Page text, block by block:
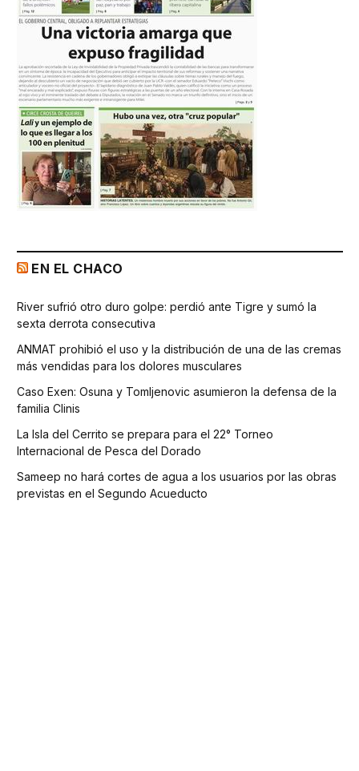
EN EL CHACO
River sufrió otro duro golpe: perdió ante Tigre y sumó la
sexta derrota consecutiva
ANMAT prohibió el uso y la distribución de una de las cremas
más vendidas para los dolores musculares
Caso Exen: Osuna y Tomljenovic asumieron la defensa de la
familia Clinis
La Isla del Cerrito se prepara para el 22° Torneo
Internacional de Pesca del Dorado
Sameep no hará cortes de agua a los usuarios por las obras
previstas en el Segundo Acueducto